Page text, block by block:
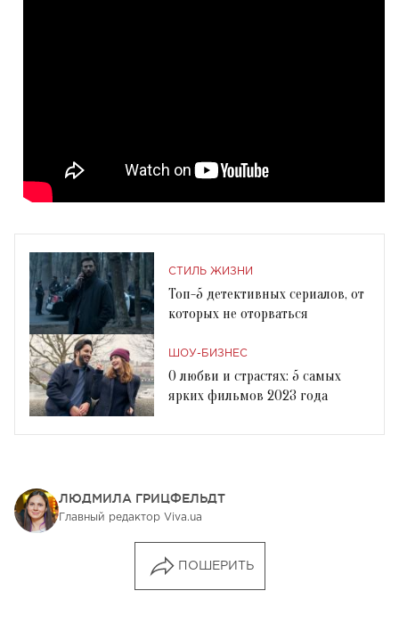
СТИЛЬ ЖИЗНИ
Топ-5 детективных сериалов, от
которых не оторваться
ШОУ-БИЗНЕС
О любви и страстях: 5 самых
ярких фильмов 2023 года
ЛЮДМИЛА ГРИЦФЕЛЬДТ
Главный редактор Viva.ua
ПОШЕРИТЬ